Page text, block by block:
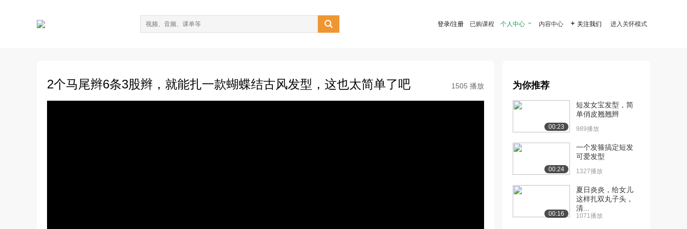
 登录/注册 已购课程 个人中心  内容中心  关注我们 进入关怀模式
2个马尾辫6条3股辫，就能扎一款蝴蝶结古风发型，这也太简单了吧 1505 播放 为你推荐
00:23
短发女宝发型，简
单俏皮翘翘辫
989播放
00:24
一个发箍搞定短发
可爱发型
1327播放
00:16
夏日炎炎，给女儿
这样扎双丸子头，
清...
1071播放